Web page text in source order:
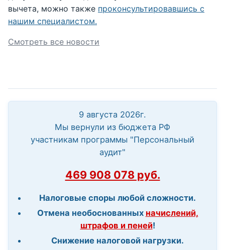
вычета, можно также проконсультировавшись с
нашим специалистом.
Смотреть все новости
9 августа 2026г.
Мы вернули из бюджета РФ
участникам программы "Персональный
аудит"
469 908 078 руб.
Налоговые споры любой сложности.
Отмена необоснованных начислений,
штрафов и пеней!
Снижение налоговой нагрузки.